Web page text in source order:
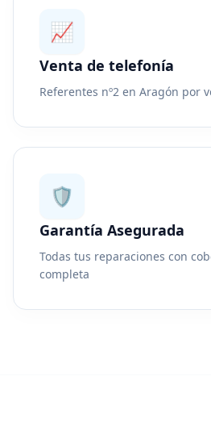
📈
Venta de telefonía
Referentes nº2 en Aragón por
🛡️
Garantía Asegurada
Todas tus reparaciones con
completa